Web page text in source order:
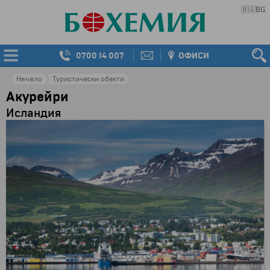
🇧🇬BG
0700 14 007 ОФИСИ
Начало Туристически обекти
Акурейри
Исландия